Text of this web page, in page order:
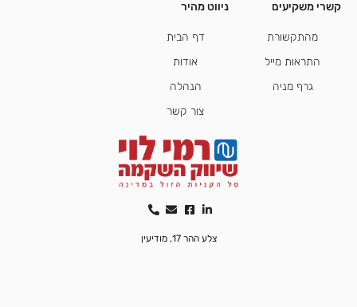
קשרי משקיעים
מהתקשורת
התראות מייל
גרף מניה
ניווט מהיר
דף הבית
אודות
הנהלה
צור קשר
צלע ההר 17, מודיעין